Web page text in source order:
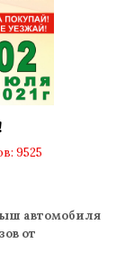
9525
автомобиля
от